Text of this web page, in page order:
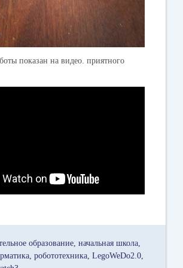
показан на видео. приятного
образование начальная школа
робототехника LegoWeDo2.0